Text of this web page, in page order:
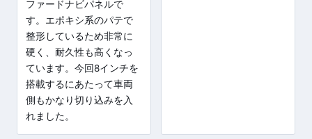
ファードナビパネルで
す。エポキシ系のパテで
整形しているため非常に
硬く、耐久性も高くなっ
ています。今回8インチを
搭載するにあたって車両
側もかなり切り込みを入
れました。